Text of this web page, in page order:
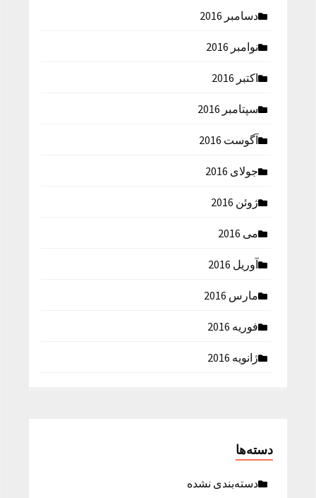
دسامبر 2016
نوامبر 2016
اکتبر 2016
سپتامبر 2016
آگوست 2016
جولای 2016
ژوئن 2016
می 2016
آوریل 2016
مارس 2016
فوریه 2016
ژانویه 2016
دسته‌ها
دسته‌بندی نشده